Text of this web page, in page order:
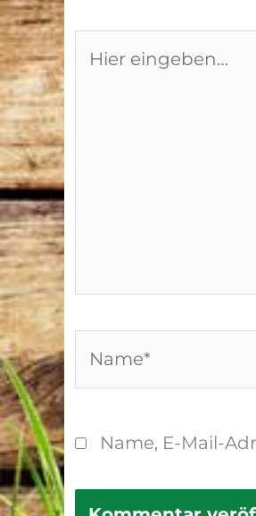
eingeben…
Name, E-Mail-